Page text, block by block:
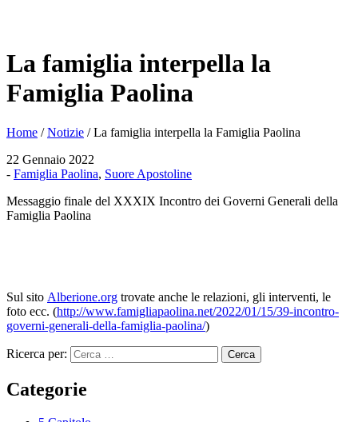
La famiglia interpella la
Famiglia Paolina
Home /Notizie /La famiglia interpella la Famiglia Paolina
22 Gennaio 2022
- Famiglia Paolina, Suore Apostoline
Messaggio finale del XXXIX Incontro dei Governi Generali della
Famiglia Paolina
Sul sito Alberione.org trovate anche le relazioni, gli interventi, le
foto ecc. (http://www.famigliapaolina.net/2022/01/15/39-incontro-
governi-generali-della-famiglia-paolina/)
Ricerca per:
Categorie